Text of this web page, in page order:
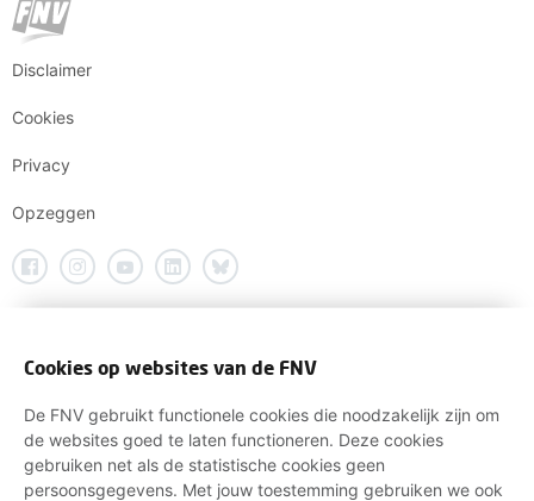
Disclaimer
Cookies
Privacy
Opzeggen
Cookies op websites van de FNV
De FNV gebruikt functionele cookies die noodzakelijk zijn om
de websites goed te laten functioneren. Deze cookies
gebruiken net als de statistische cookies geen
persoonsgegevens. Met jouw toestemming gebruiken we ook